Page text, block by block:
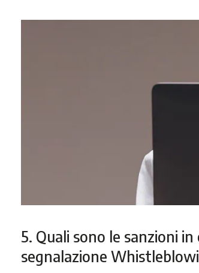
5. Quali sono le sanzioni
segnalazione